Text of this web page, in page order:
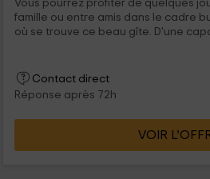
Vous pourrez profiter de quelques
famille ou entre amis dans le cadre
où se trouve ce beau gîte. D'une
Contact direct
Réponse après 72h
VOIR